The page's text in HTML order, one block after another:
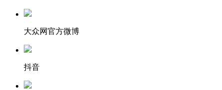
大众网官方微博
抖音